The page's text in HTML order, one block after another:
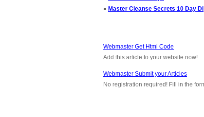
» Master Cleanse Secrets 10 Day Di
Webmaster Get Html Code
Add this article to your website now!
Webmaster Submit your Articles
No registration required! Fill in the